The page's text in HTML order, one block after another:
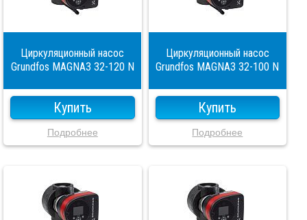
Циркуляционный насос
Grundfos MAGNA3 32-120 N
Купить
Подробнее
Циркуляционный насос
Grundfos MAGNA3 32-100 N
Купить
Подробнее